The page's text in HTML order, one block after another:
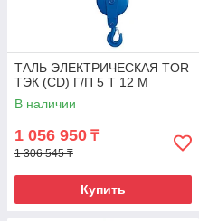
ТАЛЬ ЭЛЕКТРИЧЕСКАЯ TOR
ТЭК (CD) Г/П 5 Т 12 М
В наличии
1 056 950 ₸
1 306 545 ₸
Купить